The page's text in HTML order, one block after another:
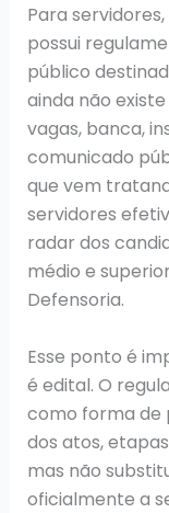
Para
possui
público
ainda não
vagas, banca,
comunicado
que vem
servidores
radar dos
médio e
Defensoria.
Esse ponto é
é edital. O
como forma de
dos atos,
mas não
oficialmente a